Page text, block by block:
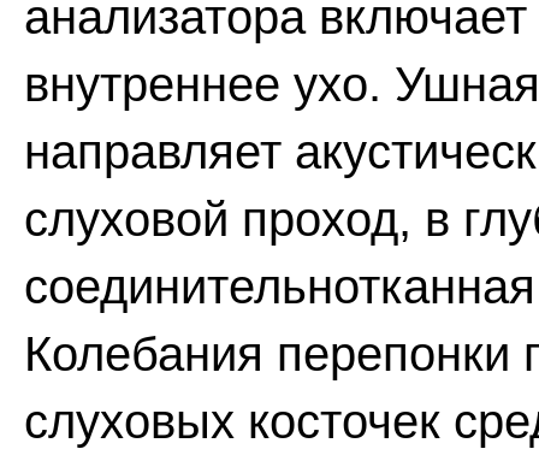
анализатора
внутреннее ухо.
направляет
слуховой проход, в
Колебания перепонки
слуховых косточек